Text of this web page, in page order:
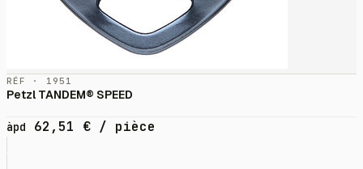
RÉF · 1951
Petzl TANDEM® SPEED
àpd 62,51 € / pièce